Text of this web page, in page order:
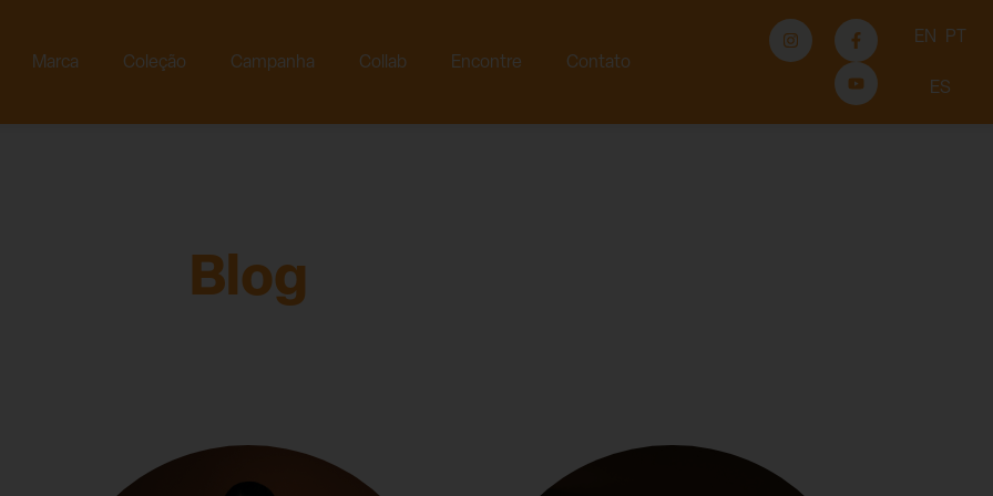
Marca Coleção Campanha Collab Encontre Contato
EN PT
ES
Blog